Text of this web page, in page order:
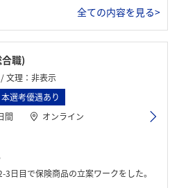
全ての内容を見る>
合職)
文理：非表示
本選考優遇あり
間
オンライン
日目で保険商品の立案ワークをした。